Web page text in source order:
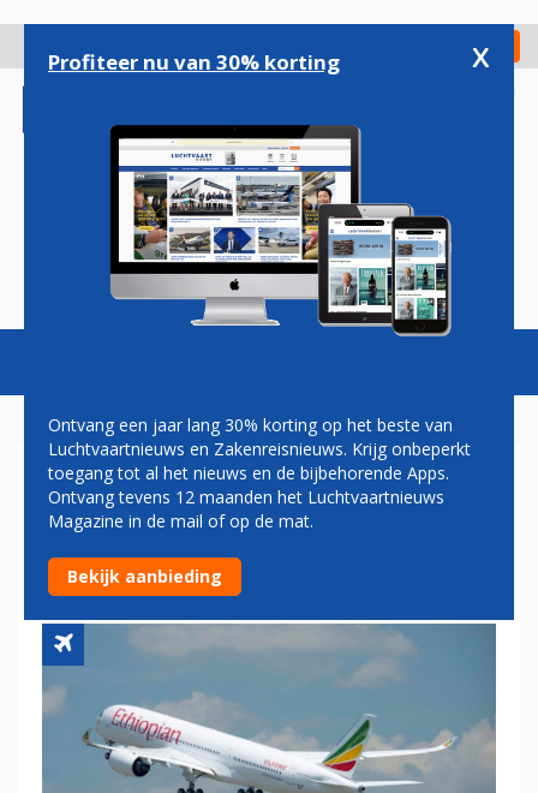
gaan
Check in
Magazine Podcasts Vacatures
ETHIOPIAN BESTELT 22
EXTRA VLIEGTUIGEN BIJ
AIRBUS EN BOEING
Profiteer nu van 30% korting x
Ontvang een jaar lang 30% korting op het beste van
Luchtvaartnieuws en Zakenreisnieuws. Krijg onbeperkt
toegang tot al het nieuws en de bijbehorende Apps.
Ontvang tevens 12 maanden het Luchtvaartnieuws
Magazine in de mail of op de mat.
Bekijk aanbieding